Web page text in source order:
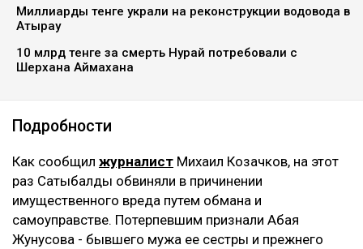
Миллиарды тенге украли на реконструкции водовода в
Атырау
10 млрд тенге за смерть Нурай потребовали с
Шерхана Аймахана
Подробности
Как сообщил журналист Михаил Козачков, на этот
раз Сатыбалды обвиняли в причинении
имущественного вреда путем обмана и
самоуправстве. Потерпевшим признали Абая
Жунусова - бывшего мужа ее сестры и прежнего